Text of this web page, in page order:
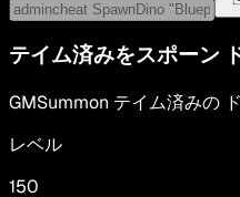
テイム済みをスポーン
GMSummon テイム済みの
レベル
150